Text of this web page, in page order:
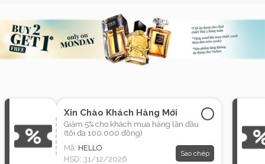
Xin Chào Khách Hàng Mới
Giảm 5% cho khách mua hàng lần đầu
(tối đa 100.000 đồng)
Mã: HELLO
HSD: 31/12/2026
Sao chép